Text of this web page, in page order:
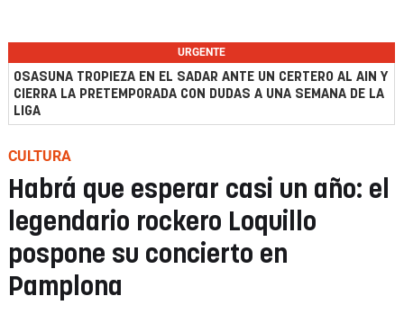
URGENTE
OSASUNA TROPIEZA EN EL SADAR ANTE UN CERTERO AL AIN Y
CIERRA LA PRETEMPORADA CON DUDAS A UNA SEMANA DE LA
LIGA
CULTURA
Habrá que esperar casi un año: el
legendario rockero Loquillo
pospone su concierto en
Pamplona